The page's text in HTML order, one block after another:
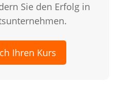
Sie den Erfolg in
Ihren Kurs